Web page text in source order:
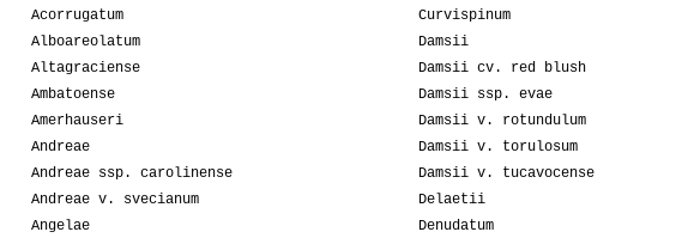
Acorrugatum
Alboareolatum
Altagraciense
Ambatoense
Amerhauseri
Andreae
Andreae ssp. carolinense
Andreae v. svecianum
Angelae
Curvispinum
Damsii
Damsii cv. red blush
Damsii ssp. evae
Damsii v. rotundulum
Damsii v. torulosum
Damsii v. tucavocense
Delaetii
Denudatum